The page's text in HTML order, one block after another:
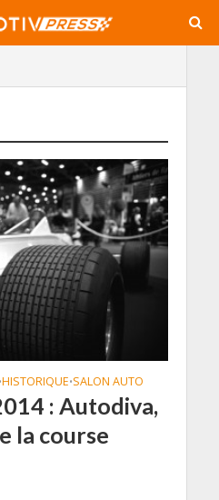
•HISTORIQUE•SALON AUTO
: Autodiva,
la course